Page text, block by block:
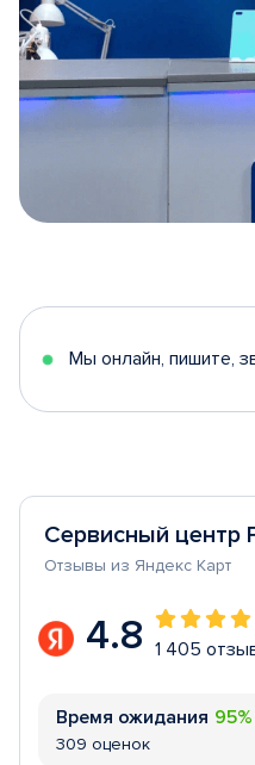
5
Мы онлайн, пишите,
Сервисный центр
Отзывы из Яндекс Карт
4.8 1 405
Время ожидания 95%
309 оценок